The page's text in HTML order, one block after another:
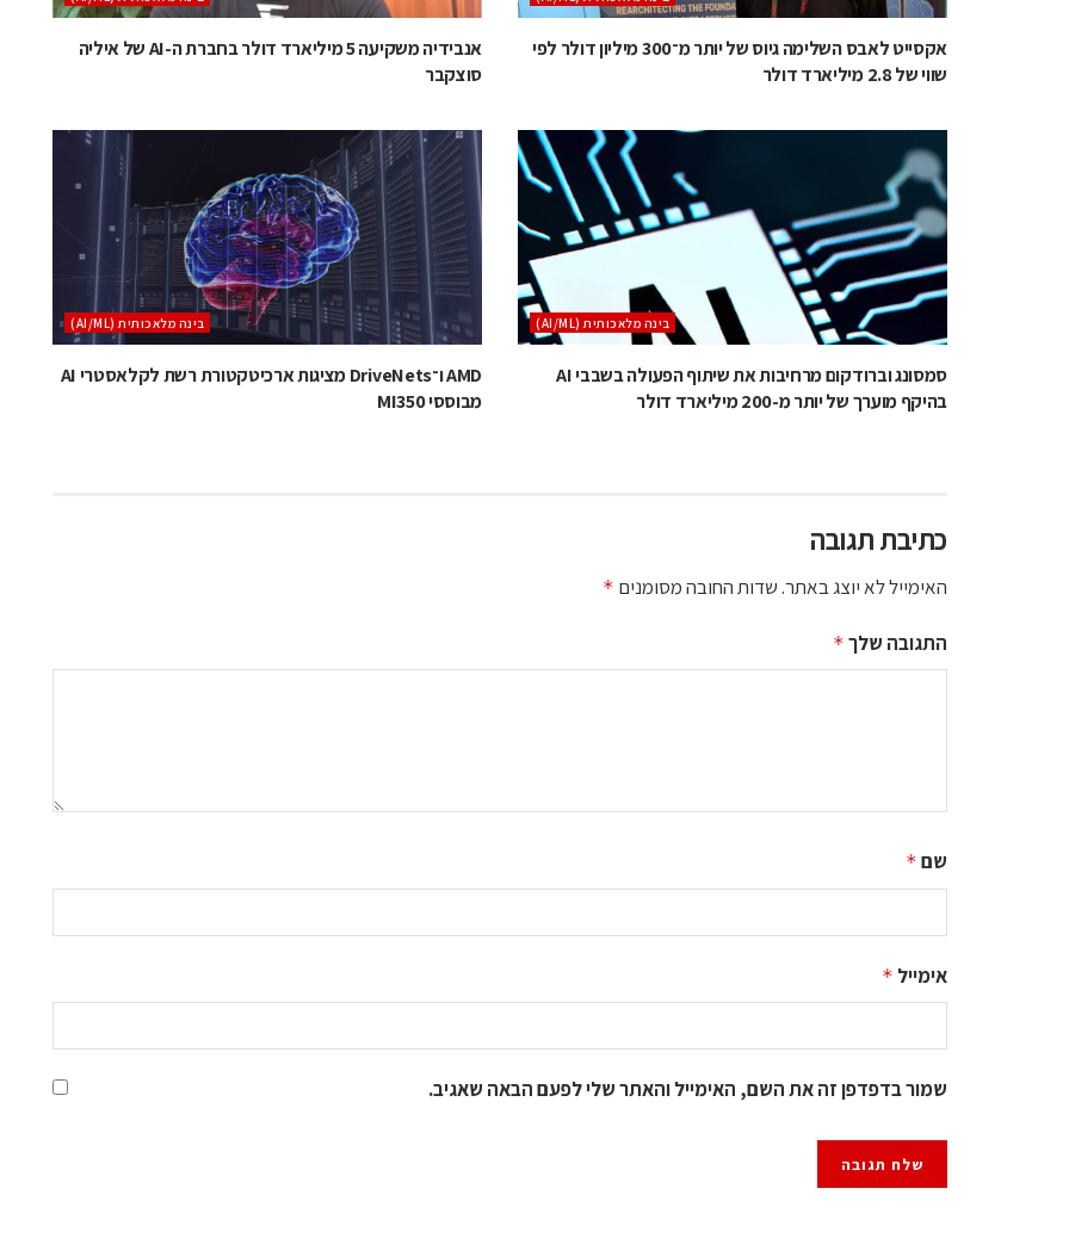
אקסייט לאבס השלימה גיוס של יותר מ־300 מיליון דולר לפי
שווי של 2.8 מיליארד דולר
אנבידיה משקיעה 5 מיליארד דולר בחברת ה-AI של איליה
סוצקבר
בינה מלאכותית (AI/ML)
סמסונג וברודקום מרחיבות את שיתוף הפעולה בשבבי AI
בהיקף מוערך של יותר מ-200 מיליארד דולר
בינה מלאכותית (AI/ML)
AMD ו־DriveNets מציגות ארכיטקטורת רשת לקלאסטרי AI
מבוססי MI350
כתיבת תגובה
האימייל לא יוצג באתר.שדות החובה מסומנים *
התגובה שלך *
שם *
אימייל *
שמור בדפדפן זה את השם, האימייל והאתר שלי לפעם הבאה שאגיב.